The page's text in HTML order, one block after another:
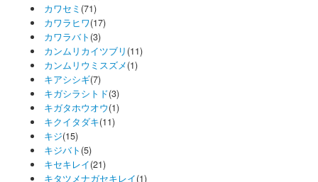
カワセミ (71)
カワラヒワ(17)
カワラバト (3)
カンムリカイツブリ (11)
カンムリウミスズメ(1)
キアシシギ(7)
キガシラシトド(3)
キガタホウオウ(1)
キクイタダキ(11)
キジ(15)
キジバト (5)
キセキレイ(21)
キタツメナガセキレイ(1)